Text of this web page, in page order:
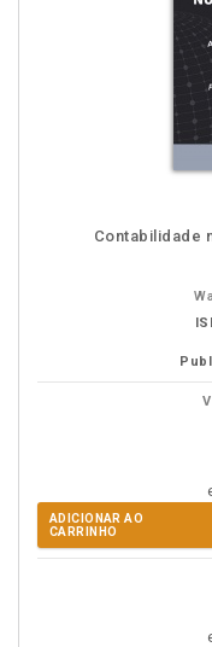
Contabilidade
ADICIONAR AO
CARRINHO